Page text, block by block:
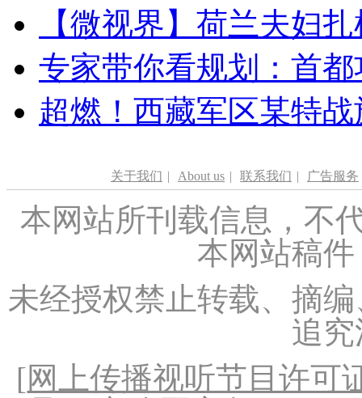
【微视界】荷兰夫妇
专家带你看规划：首
超燃！西藏军区某特
关于我们 | About us | 联系我们 | 广告服务
本网站所刊载信息，不
本网站稿
未经授权禁止转载、摘
追
[网上传播视听节目许可